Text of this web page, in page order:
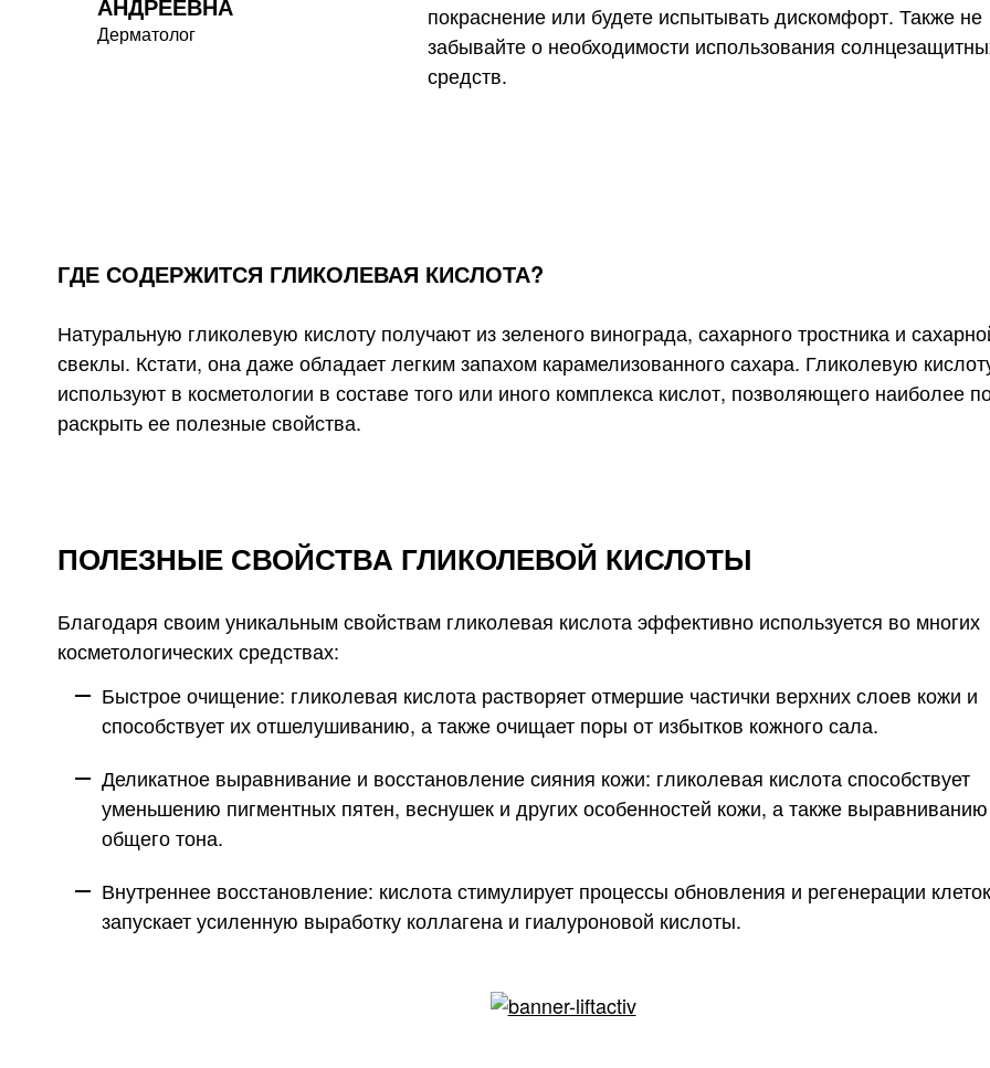
АНДРЕЕВНА
Дерматолог
покраснение или будете испытывать дискомфорт. Также не
забывайте о необходимости использования
средств.
ГДЕ СОДЕРЖИТСЯ ГЛИКОЛЕВАЯ КИСЛОТА?
Натуральную гликолевую кислоту получают из зеленого винограда, сахарного тростника и
свеклы. Кстати, она даже обладает легким запахом карамелизованного сахара. Гликолевую
используют в косметологии в составе того или иного комплекса кислот, позволяющего наиболее
раскрыть ее полезные свойства.
ПОЛЕЗНЫЕ СВОЙСТВА ГЛИКОЛЕВОЙ КИСЛОТЫ
Благодаря своим уникальным свойствам гликолевая кислота эффективно используется во многих
косметологических средствах:
Быстрое очищение: гликолевая кислота растворяет отмершие частички верхних слоев кожи и
способствует их отшелушиванию, а также очищает поры от избытков кожного сала.
Деликатное выравнивание и восстановление сияния кожи: гликолевая кислота способствует
уменьшению пигментных пятен, веснушек и других особенностей кожи, а также
общего тона.
Внутреннее восстановление: кислота стимулирует процессы обновления и регенерации
запускает усиленную выработку коллагена и гиалуроновой кислоты.